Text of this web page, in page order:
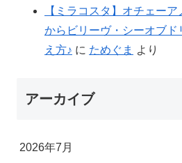
【ミラコスタ】オチェ
からビリーヴ・シーオブド
え方♪ に ためぐま より
アーカイブ
2026年7月